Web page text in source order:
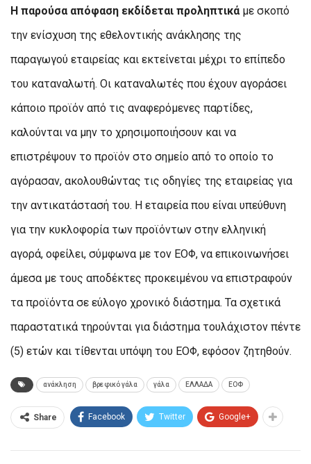
Η παρούσα απόφαση εκδίδεται προληπτικάμε σκοπό
την ενίσχυση της εθελοντικής ανάκλησης της
παραγωγού εταιρείας και εκτείνεται μέχρι το επίπεδο
του καταναλωτή. Οι καταναλωτές που έχουν αγοράσει
κάποιο προϊόν από τις αναφερόμενες παρτίδες,
καλούνται να μην το χρησιμοποιήσουν και να
επιστρέψουν το προϊόν στο σημείο από το οποίο το
αγόρασαν, ακολουθώντας τις οδηγίες της εταιρείας για
την αντικατάστασή του. Η εταιρεία που είναι υπεύθυνη
για την κυκλοφορία των προϊόντων στην ελληνική
αγορά, οφείλει, σύμφωνα με τον ΕΟΦ, να επικοινωνήσει
άμεσα με τους αποδέκτες προκειμένου να επιστραφούν
τα προϊόντα σε εύλογο χρονικό διάστημα. Τα σχετικά
παραστατικά τηρούνται για διάστημα τουλάχιστον πέντε
(5) ετών και τίθενται υπόψη του ΕΟΦ, εφόσον ζητηθούν.
ανάκληση βρεφικό γάλα γάλα ΕΛΛΑΔΑ ΕΟΦ
Share Facebook Twitter Google+